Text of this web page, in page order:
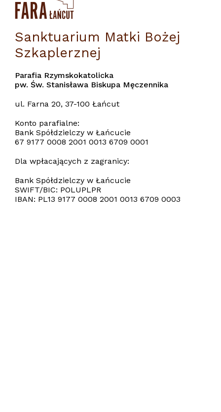
Sanktuarium Matki Bożej
Szkaplerznej
Parafia Rzymskokatolicka
pw. Św. Stanisława Biskupa Męczennika
ul. Farna 20, 37-100 Łańcut
Konto parafialne:
Bank Spółdzielczy w Łańcucie
67 9177 0008 2001 0013 6709 0001
Dla wpłacających z zagranicy:
Bank Spółdzielczy w Łańcucie
SWIFT/BIC: POLUPLPR
IBAN: PL13 9177 0008 2001 0013 6709 0003